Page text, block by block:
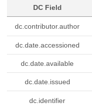
DC Field
dc.contributor.author
dc.date.accessioned
dc.date.available
dc.date.issued
dc.identifier